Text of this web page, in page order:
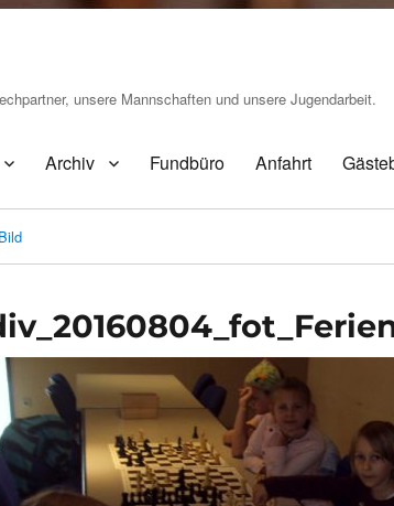
unsere Mannschaften und unsere Jugendarbeit.
Archiv Fundbüro Anfahrt